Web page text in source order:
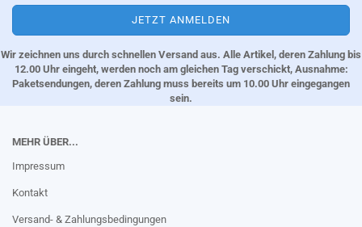
Wir zeichnen uns durch schnellen Versand aus. Alle Artikel, deren Zahlung bis
12.00 Uhr eingeht, werden noch am gleichen Tag verschickt, Ausnahme:
Paketsendungen, deren Zahlung muss bereits um 10.00 Uhr eingegangen
sein.
MEHR ÜBER...
Impressum
Kontakt
Versand- & Zahlungsbedingungen